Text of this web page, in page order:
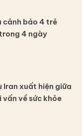
cảnh báo 4 trẻ
4 ngày
Iran xuất hiện giữa
vấn về sức khỏe